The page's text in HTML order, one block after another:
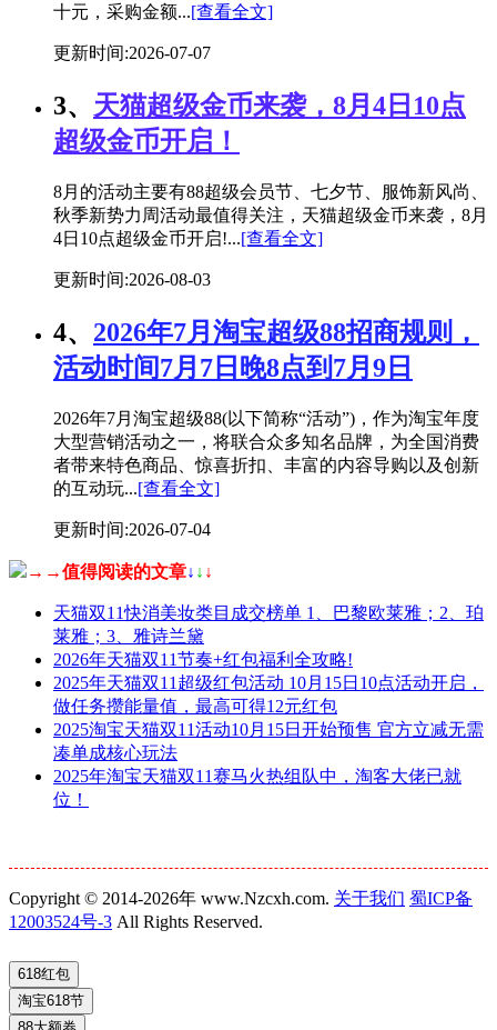
十元，采购金额...[查看全文]
更新时间:2026-07-07
3、 天猫超级金币来袭，8月4日10点
超级金币开启！
8月的活动主要有88超级会员节、七夕节、服饰新风尚、
秋季新势力周活动最值得关注，天猫超级金币来袭，8月
4日10点超级金币开启!...[查看全文]
更新时间:2026-08-03
4、 2026年7月淘宝超级88招商规则，
活动时间7月7日晚8点到7月9日
2026年7月淘宝超级88(以下简称“活动”)，作为淘宝年度
大型营销活动之一，将联合众多知名品牌，为全国消费
者带来特色商品、惊喜折扣、丰富的内容导购以及创新
的互动玩...[查看全文]
更新时间:2026-07-04
→→值得阅读的文章↓ ↓ ↓
天猫双11快消美妆类目成交榜单 1、巴黎欧莱雅；2、珀
莱雅；3、雅诗兰黛
2026年天猫双11节奏+红包福利全攻略!
2025年天猫双11超级红包活动 10月15日10点活动开启，
做任务攒能量值，最高可得12元红包
2025淘宝天猫双11活动10月15日开始预售 官方立减无需
凑单成核心玩法
2025年淘宝天猫双11赛马火热组队中，淘客大佬已就
位！
Copyright © 2014-2026年 www.Nzcxh.com. 关于我们 蜀ICP备
12003524号-3 All Rights Reserved.